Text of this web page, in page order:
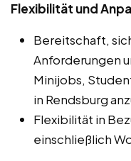
Flexibilität und
Bereitschaft,
Anforderungen
Minijobs,
in Rendsburg
Flexibilität in
einschließlich